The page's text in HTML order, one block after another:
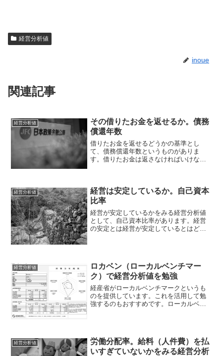
経営分析値
inoue
関連記事
経営分析値
その借りたお金を返せるか。債務
償還年数
借りたお金を返せるどうかの基準とし
て、債務償還年数というものがありま
す。借りたお金は返さなければいけない
算書の数字から、その借入金を返...
経営分析値
経営は安定しているか。自己資本
比率
経営が安定しているかをみる経営分析値
として、自己資本比率があります。経営
の安定とは経営が安定しているとはどう
経営分析値
ロカベン（ローカルベンチマー
ク）で経営分析値を勉強
経産省がローカルベンチマークというも
のを提供しています。これを活用して勉
強するのもおすすめです。ローカルベン
う位置づけです。ロカベン...
経営分析値
労働分配率。給料（人件費）を払
いすぎていないかをみる経営分析